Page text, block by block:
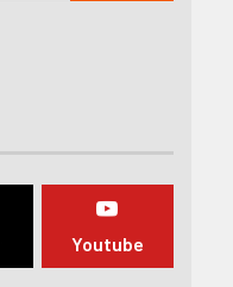
Youtube